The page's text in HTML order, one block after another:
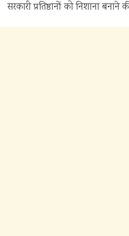
सरकारी प्रतिष्ठानों को निशाना बनाने